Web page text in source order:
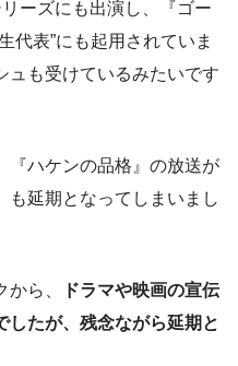
ーズにも出演し、『ゴー
代表”にも起用されていま
ュも受けているみたいです
『ハケンの品格』の放送が
も延期となってしまいまし
ら、
ドラマや映画の宣伝
したが、残念ながら延期と